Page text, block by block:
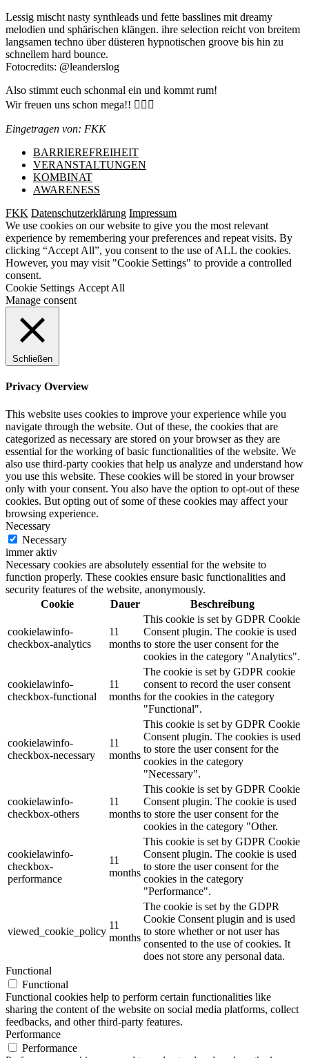
Lessig mischt nasty synthleads und fette basslines mit dreamy
melodien und sphärischen klängen. ihre selection reicht von breitem
langsamen techno über düsteren hypnotischen groove bis hin zu
schnellem hard bounce.
Fotocredits: @leanderslog
Also stimmt euch schonmal ein und kommt rum!
Wir freuen uns schon mega!! ✊🏼💞
Eingetragen von: FKK
BARRIEREFREIHEIT
VERANSTALTUNGEN
KOMBINAT
AWARENESS
FKK Datenschutzerklärung Impressum
We use cookies on our website to give you the most relevant
experience by remembering your preferences and repeat visits. By
clicking “Accept All”, you consent to the use of ALL the cookies.
However, you may visit "Cookie Settings" to provide a controlled
consent.
Cookie Settings Accept All
Manage consent
Schließen
Privacy Overview
This website uses cookies to improve your experience while you
navigate through the website. Out of these, the cookies that are
categorized as necessary are stored on your browser as they are
essential for the working of basic functionalities of the website. We
also use third-party cookies that help us analyze and understand how
you use this website. These cookies will be stored in your browser
only with your consent. You also have the option to opt-out of these
cookies. But opting out of some of these cookies may affect your
browsing experience.
Necessary
Necessary
immer aktiv
Necessary cookies are absolutely essential for the website to
function properly. These cookies ensure basic functionalities and
security features of the website, anonymously.
Cookie
Dauer Beschreibung
cookielawinfo-
checkbox-analytics
11
months
This cookie is set by GDPR Cookie
Consent plugin. The cookie is used
to store the user consent for the
cookies in the category "Analytics".
cookielawinfo-
checkbox-functional
11
months
The cookie is set by GDPR cookie
consent to record the user consent
for the cookies in the category
"Functional".
cookielawinfo-
checkbox-necessary
11
months
This cookie is set by GDPR Cookie
Consent plugin. The cookies is used
to store the user consent for the
cookies in the category
"Necessary".
cookielawinfo-
checkbox-others
11
months
This cookie is set by GDPR Cookie
Consent plugin. The cookie is used
to store the user consent for the
cookies in the category "Other.
cookielawinfo-
checkbox-
performance
11
months
This cookie is set by GDPR Cookie
Consent plugin. The cookie is used
to store the user consent for the
cookies in the category
"Performance".
viewed_cookie_policy
11
months
The cookie is set by the GDPR
Cookie Consent plugin and is used
to store whether or not user has
consented to the use of cookies. It
does not store any personal data.
Functional
Functional
Functional cookies help to perform certain functionalities like
sharing the content of the website on social media platforms, collect
feedbacks, and other third-party features.
Performance
Performance